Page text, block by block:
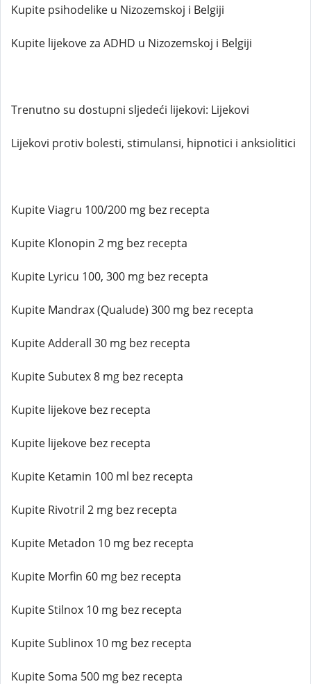
Kupite psihodelike u Nizozemskoj i Belgiji
Kupite lijekove za ADHD u Nizozemskoj i Belgiji
Trenutno su dostupni sljedeći lijekovi: Lijekovi
Lijekovi protiv bolesti, stimulansi, hipnotici i anksiolitici
Kupite Viagru 100/200 mg bez recepta
Kupite Klonopin 2 mg bez recepta
Kupite Lyricu 100, 300 mg bez recepta
Kupite Mandrax (Qualude) 300 mg bez recepta
Kupite Adderall 30 mg bez recepta
Kupite Subutex 8 mg bez recepta
Kupite lijekove bez recepta
Kupite lijekove bez recepta
Kupite Ketamin 100 ml bez recepta
Kupite Rivotril 2 mg bez recepta
Kupite Metadon 10 mg bez recepta
Kupite Morfin 60 mg bez recepta
Kupite Stilnox 10 mg bez recepta
Kupite Sublinox 10 mg bez recepta
Kupite Soma 500 mg bez recepta